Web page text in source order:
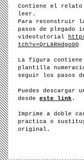
Contiene el
leer.
Para reconstruir
pasos de plegado
videotutorial
tch?v=QrL8RHdgo0Q
La figura contiene
plantilla
seguir los pasos
Puedes descargar
desde este link .
Imprime a doble
practica o
original.